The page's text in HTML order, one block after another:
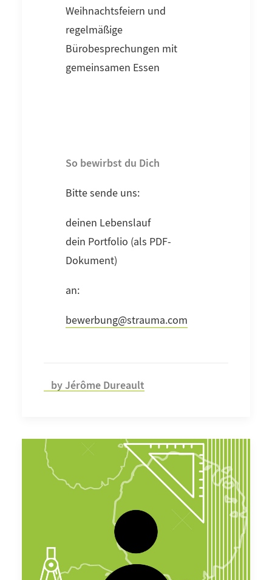
Weihnachtsfeiern und
regelmäßige
Bürobesprechungen mit
gemeinsamen Essen
So bewirbst du Dich
Bitte sende uns:
deinen Lebenslauf
dein Portfolio (als PDF-
Dokument)
an:
bewerbung@strauma.com
by Jérôme Dureault